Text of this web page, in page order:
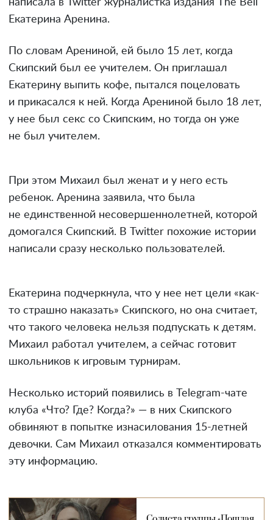
написала в Twitter журналистка издания The Bell
Екатерина Аренина.
По словам Арениной, ей было 15 лет, когда
Скипский был ее учителем. Он приглашал
Екатерину выпить кофе, пытался поцеловать
и прикасался к ней. Когда Арениной было 18 лет,
у нее был секс со Скипским, но тогда он уже
не был учителем.
При этом Михаил был женат и у него есть
ребенок. Аренина заявила, что была
не единственной несовершеннолетней, которой
домогался Скипский. В Twitter похожие истории
написали сразу несколько пользователей.
Екатерина подчеркнула, что у нее нет цели «как-
то страшно наказать» Скипского, но она считает,
что такого человека нельзя подпускать к детям.
Михаил работал учителем, а сейчас готовит
школьников к игровым турнирам.
Несколько историй появились в Telegram-чате
клуба «Что? Где? Когда?» — в них Скипского
обвиняют в попытке изнасилования 15-летней
девочки. Сам Михаил отказался комментировать
эту информацию.